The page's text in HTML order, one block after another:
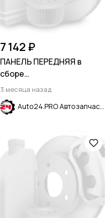
7 142 ₽
ПАНЕЛЬ ПЕРЕДНЯЯ в
сборе
(левая+правая+верх+низ
- комплект)
3 месяца назад
Auto24.PRO Автозапчасти